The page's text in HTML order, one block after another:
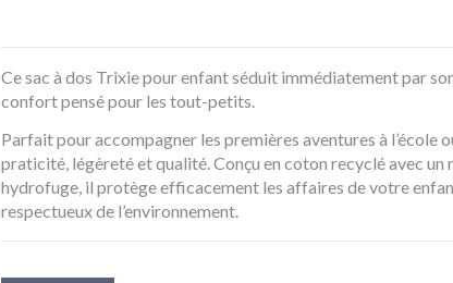
Ce sac à dos Trixie pour enfant séduit immédiatement par
confort pensé pour les tout-petits.
Parfait pour accompagner les premières aventures à l’école
praticité, légèreté et qualité. Conçu en coton recyclé avec
hydrofuge, il protège efficacement les affaires de votre
respectueux de l’environnement.